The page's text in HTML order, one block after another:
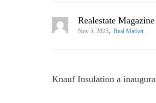
Realestate Magazine
Nov 5, 2025, Real Market
Knauf Insulation a